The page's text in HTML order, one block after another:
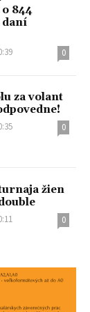
844
0
za volant
0
žien
0